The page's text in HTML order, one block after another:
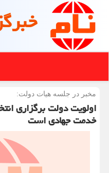
مخبر در جلسه هیات دولت:
اولویت دولت برگزاری
خدمت جهادی است